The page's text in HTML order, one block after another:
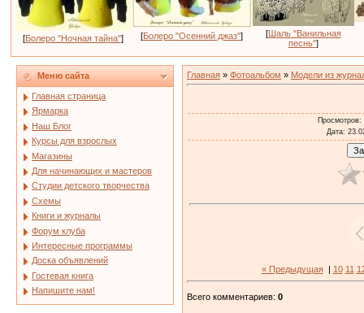
[Болеро "Ночная тайна"] [Болеро "Осенний джаз"] [Шаль "Ванильная
песнь"]
Меню сайта
Главная страница
Ярмарка
Наш Блог
Курсы для взрослых
Магазины
Для начинающих и мастеров
Студии детского творчества
Схемы
Книги и журналы
Форум клуба
Интересные программы
Доска объявлений
Гостевая книга
Напишите нам!
Главная » Фотоальбом » Модели из
Просмотров:
Дата:
« Предыдущая| 10 11
Всего комментариев: 0